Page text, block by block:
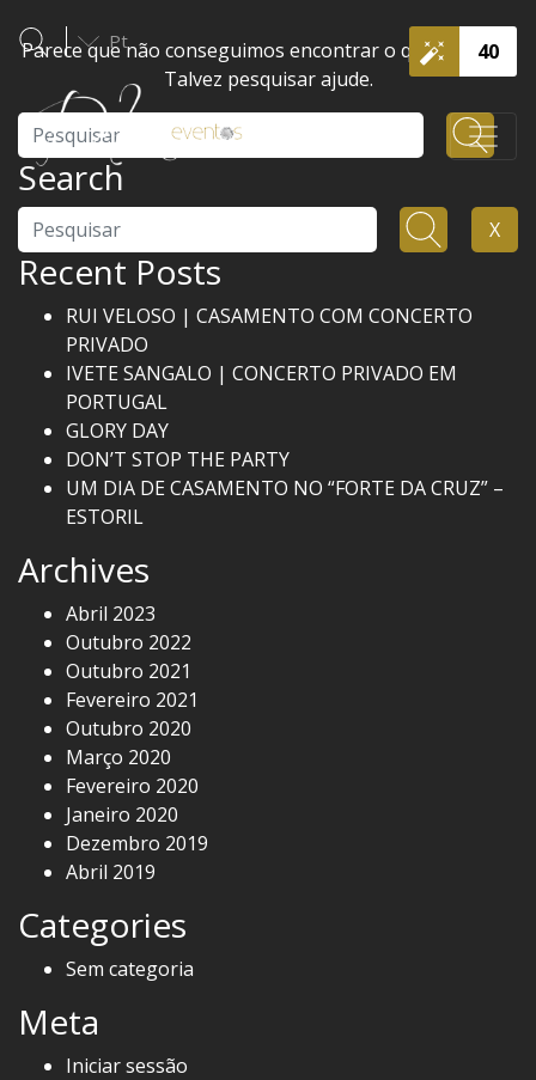
40
Pt
Parece que não conseguimos encontrar o que procura.
Talvez pesquisar ajude.
Search
Pesquisar X
Recent Posts
RUI VELOSO | CASAMENTO COM CONCERTO
PRIVADO
IVETE SANGALO | CONCERTO PRIVADO EM
PORTUGAL
GLORY DAY
DON’T STOP THE PARTY
UM DIA DE CASAMENTO NO “FORTE DA CRUZ” –
ESTORIL
Archives
Abril 2023
Outubro 2022
Outubro 2021
Fevereiro 2021
Outubro 2020
Março 2020
Fevereiro 2020
Janeiro 2020
Dezembro 2019
Abril 2019
Categories
Sem categoria
Meta
Iniciar sessão